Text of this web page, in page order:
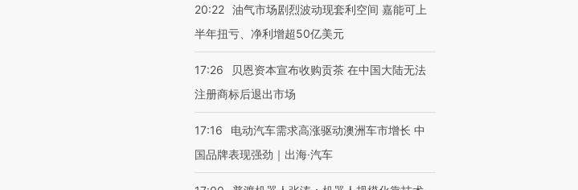
20:22 油气市场剧烈波动现套利空间 嘉能可上
半年扭亏、净利增超50亿美元
17:26
贝恩资本宣布收购贡茶 在中国大陆无法
注册商标后退出市场
17:16
电动汽车需求高涨驱动澳洲车市增长 中
国品牌表现强劲｜出海·汽车